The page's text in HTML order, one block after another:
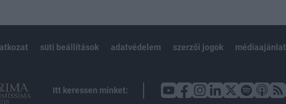
süti beállítások adatvédelem szerzői jogok médiaajánlat
Itt keressen minket: